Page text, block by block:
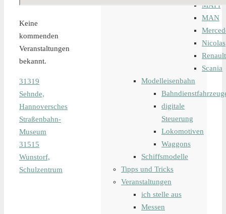
Keine
kommenden
Veranstaltungen
bekannt.
31319
Sehnde,
Hannoversches
Straßenbahn-
Museum
31515
Wunstorf,
Schulzentrum
MAFI
MAN
Nicolas
Renault
Scania
Modelleisenbahn
digitale
Steuerung
Lokomotiven
Waggons
Schiffsmodelle
Tipps und Tricks
Veranstaltungen
ich stelle aus
Messen